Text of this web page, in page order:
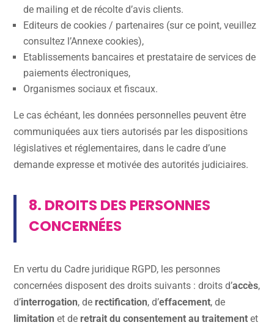
de mailing et de récolte d’avis clients.
Editeurs de cookies / partenaires (sur ce point, veuillez
consultez l’Annexe cookies),
Etablissements bancaires et prestataire de services de
paiements électroniques,
Organismes sociaux et fiscaux.
Le cas échéant, les données personnelles peuvent être
communiquées aux tiers autorisés par les dispositions
législatives et réglementaires, dans le cadre d’une
demande expresse et motivée des autorités judiciaires.
8. DROITS DES PERSONNES
CONCERNÉES
En vertu du Cadre juridique RGPD, les personnes
concernées disposent des droits suivants : droits d’accès,
d’interrogation, de rectification, d’effacement, de
limitation et de retrait du consentement au traitementet